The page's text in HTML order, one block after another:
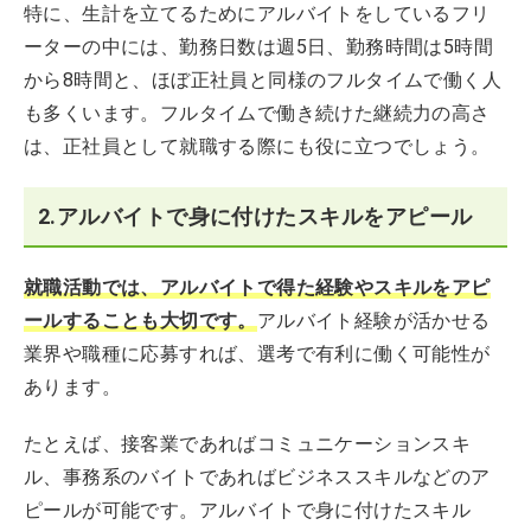
特に、生計を立てるためにアルバイトをしているフリ
ーターの中には、勤務日数は週5日、勤務時間は5時間
から8時間と、ほぼ正社員と同様のフルタイムで働く人
も多くいます。フルタイムで働き続けた継続力の高さ
は、正社員として就職する際にも役に立つでしょう。
2.アルバイトで身に付けたスキルをアピール
就職活動では、アルバイトで得た経験やスキルをアピ
ールすることも大切です。アルバイト経験が活かせる
業界や職種に応募すれば、選考で有利に働く可能性が
あります。
たとえば、接客業であればコミュニケーションスキ
ル、事務系のバイトであればビジネススキルなどのア
ピールが可能です。アルバイトで身に付けたスキル